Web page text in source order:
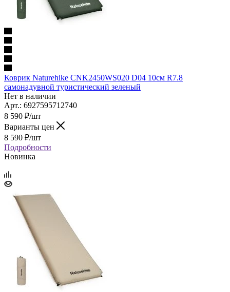
Коврик Naturehike CNK2450WS020 D04 10см R7.8
самонадувной туристический зеленый
Нет в наличии
Арт.: 6927595712740
8 590 ₽/шт
Варианты цен
8 590 ₽/шт
Подробности
Новинка